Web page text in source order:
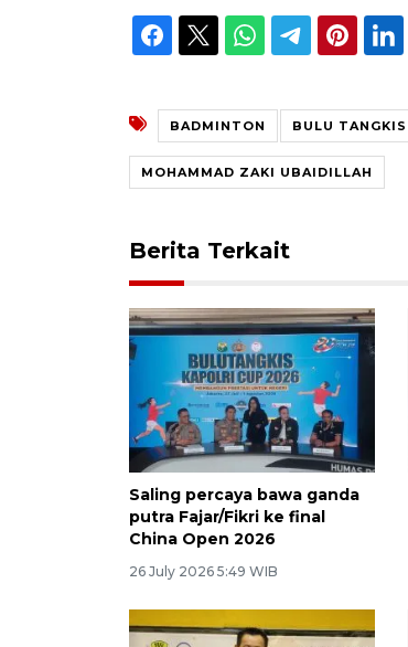
BADMINTON BULU TANGKIS
MOHAMMAD ZAKI UBAIDILLAH
Berita Terkait
Saling percaya bawa ganda
putra Fajar/Fikri ke final
China Open 2026
26 July 2026 5:49 WIB